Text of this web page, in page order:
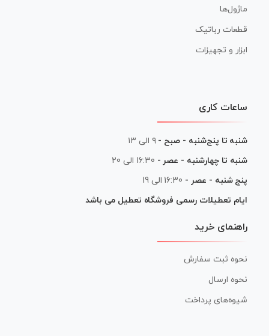
ماژول‌ها
قطعات رباتیک
ابزار و تجهیزات
ساعات کاری
شنبه تا پنج‌شنبه - صبح - ۹ الی ۱۳
شنبه تا چهارشنبه - عصر - 16:30 الی 20
پنج شنبه - عصر - 16:30 الی 19
ایام تعطیلات رسمی فروشگاه تعطیل می باشد
راهنمای خرید
نحوه ثبت سفارش
نحوه ارسال
شیوه‌های پرداخت